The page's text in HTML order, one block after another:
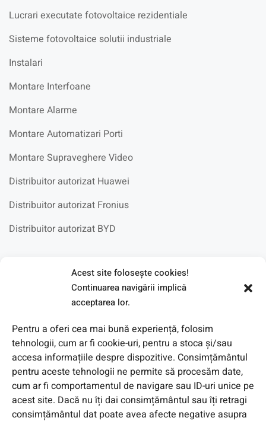
Acest site foloseşte cookies!
Continuarea navigării implică
acceptarea lor.
Pentru a oferi cea mai bună experiență, folosim
tehnologii, cum ar fi cookie-uri, pentru a stoca și/sau
accesa informațiile despre dispozitive. Consimțământul
pentru aceste tehnologii ne permite să procesăm date,
cum ar fi comportamentul de navigare sau ID-uri unice pe
acest site. Dacă nu îți dai consimțământul sau îți retragi
consimțământul dat poate avea afecte negative asupra
Lucrari executate fotovoltaice rezidentiale
Sisteme fotovoltaice solutii industriale
Instalari
Montare Interfoane
Montare Alarme
Montare Automatizari Porti
Montare Supraveghere Video
Distribuitor autorizat Huawei
Distribuitor autorizat Fronius
Distribuitor autorizat BYD
Fotovoltaice in scoli